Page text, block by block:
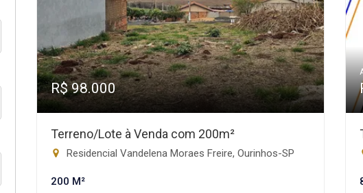
R$ 98.000
Terreno/Lote à Venda com 200m²
Residencial Vandelena Moraes Freire, Ourinhos-SP
200 M²